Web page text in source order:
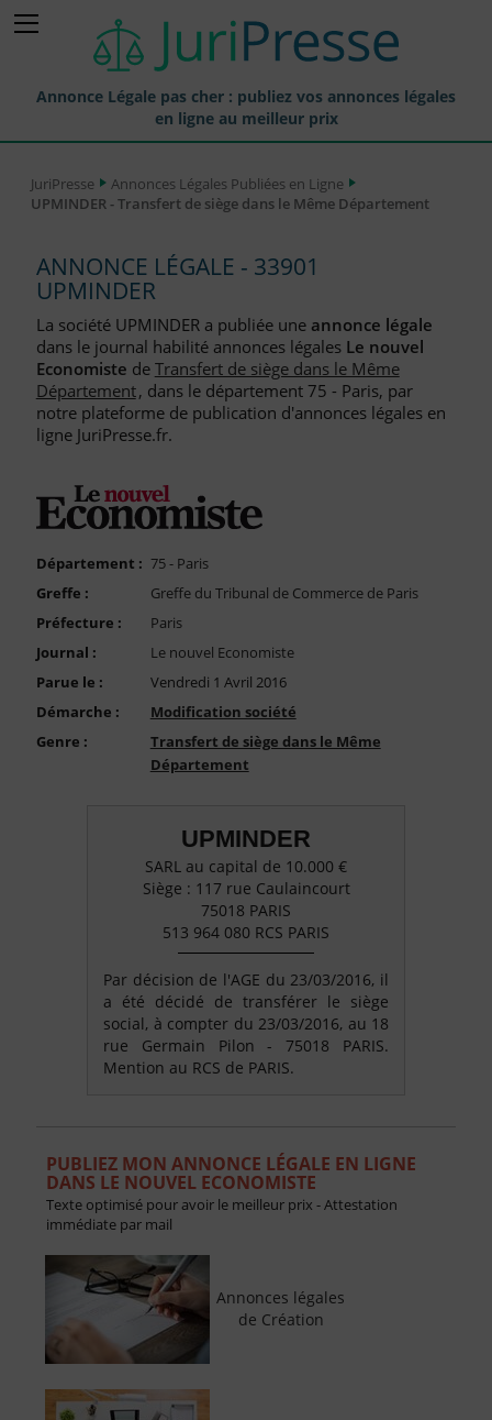
Annonce Légale pas cher : publiez vos annonces légales
en ligne au meilleur prix
Annonces Légales Publiées
Journaux Habilités (JAL) Annonces Légales
Départements pour la Publication d'Annonces Légales
Liste des Greffes
Liste des CCI
FAQ
Compte PRO
JuriPresse
Annonces Légales Publiées en Ligne
UPMINDER - Transfert de siège dans le Même Département
ANNONCE LÉGALE - 33901
UPMINDER
La société UPMINDER a publiée une annonce légale
dans le journal habilité annonces légales Le nouvel
Economiste deTransfert de siège dans le Même
Département, dans le département 75 - Paris, par
notre plateforme de publication d'annonces légales en
ligne JuriPresse.fr.
Département : 75 - Paris
Greffe :
Greffe du Tribunal de Commerce de Paris
Préfecture :
Paris
Journal :
Le nouvel Economiste
Parue le :
Vendredi 1 Avril 2016
Démarche :
Modification société
Genre :
Transfert de siège dans le Même
Département
UPMINDER
SARL au capital de 10.000 €
Siège : 117 rue Caulaincourt
75018 PARIS
513 964 080 RCS PARIS
Par décision de l'AGE du 23/03/2016, il
a été décidé de transférer le siège
social, à compter du 23/03/2016, au 18
rue Germain Pilon - 75018 PARIS.
Mention au RCS de PARIS.
PUBLIEZ MON ANNONCE LÉGALE EN LIGNE
DANS LE NOUVEL ECONOMISTE
Texte optimisé pour avoir le meilleur prix - Attestation
immédiate par mail
Annonces légales
de Création